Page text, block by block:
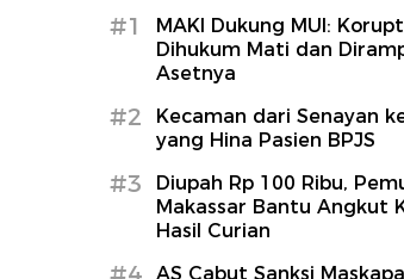
#1
MAKI Dukung MUI:
Dihukum Mati dan
Asetnya
#2
Kecaman dari Senayan
yang Hina Pasien BPJS
#3
Diupah Rp 100 Ribu,
Makassar Bantu Angkut
Hasil Curian
AS Cabut Sanksi